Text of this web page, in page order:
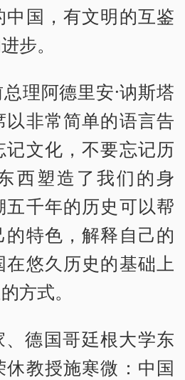
国，有文明的互鉴
步。
理阿德里安·讷斯塔
非常简单的语言告
文化，不要忘记历
西塑造了我们的身
千年的历史可以帮
特色，解释自己的
悠久历史的基础上
方式。
德国哥廷根大学东
教授施寒微：中国